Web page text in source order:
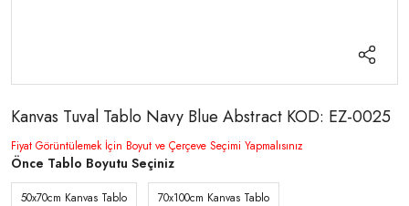
Kanvas Tuval Tablo Navy Blue Abstract KOD: EZ-0025
Fiyat Görüntülemek İçin Boyut ve Çerçeve Seçimi Yapmalısınız
Önce Tablo Boyutu Seçiniz
50x70cm Kanvas Tablo 70x100cm Kanvas Tablo